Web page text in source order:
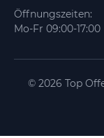
Öffnungszeiten:
Mo-Fr 09:00-17:00
© 2026 Top